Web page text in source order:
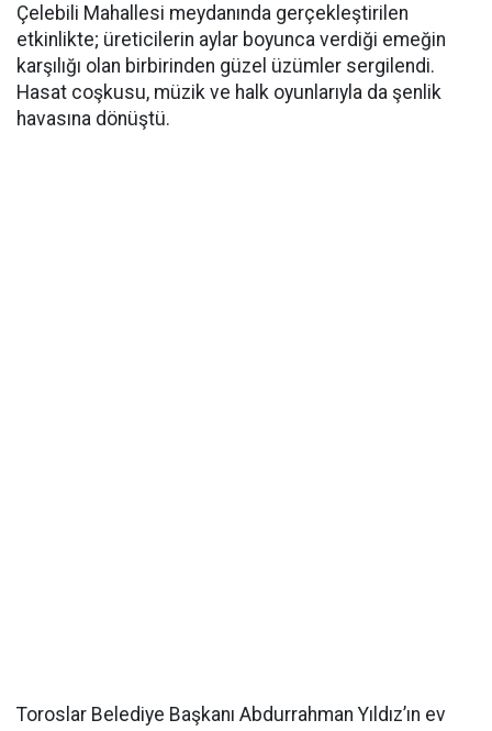
Çelebili Mahallesi meydanında gerçekleştirilen
etkinlikte; üreticilerin aylar boyunca verdiği emeğin
karşılığı olan birbirinden güzel üzümler sergilendi.
Hasat coşkusu, müzik ve halk oyunlarıyla da şenlik
havasına dönüştü.
Toroslar Belediye Başkanı Abdurrahman Yıldız’ın ev